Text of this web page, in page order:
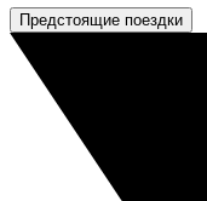
Предстоящие поездки